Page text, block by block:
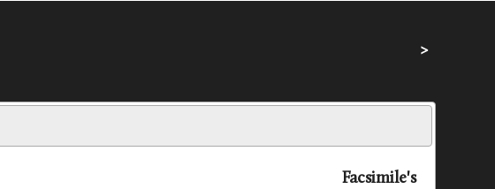
>
Facsimile's